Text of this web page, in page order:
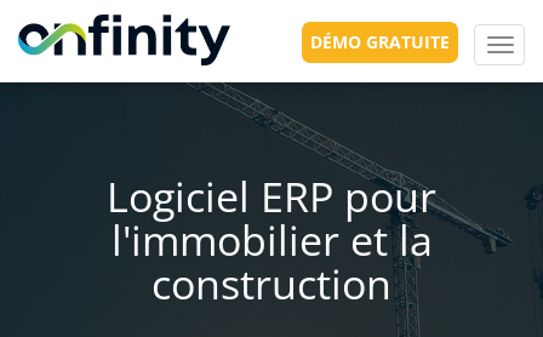
DÉMO GRATUITE
Logiciel ERP pour
l'immobilier et la
construction